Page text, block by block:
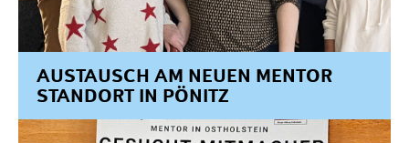
AUSTAUSCH AM NEUEN MENTOR
STANDORT IN PÖNITZ